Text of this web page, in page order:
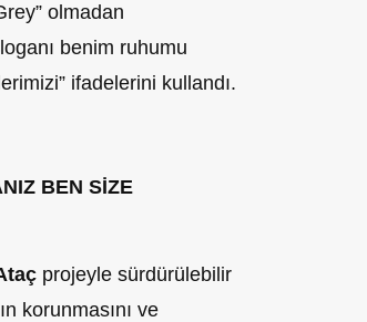
olmadan
benim ruhumu
ifadelerini kullandı.
BEN SİZE
projeyle sürdürülebilir
korunmasını ve